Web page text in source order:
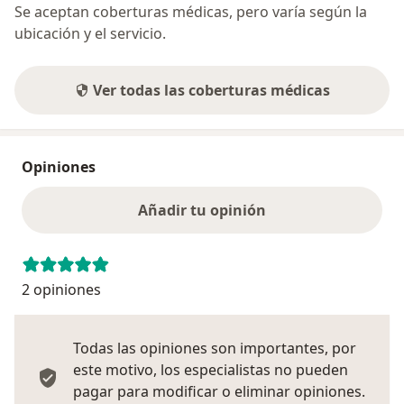
Se aceptan coberturas médicas, pero varía según la
ubicación y el servicio.
Ver todas las coberturas médicas
Opiniones
Añadir tu opinión
2 opiniones
Todas las opiniones son importantes, por
este motivo, los especialistas no pueden
pagar para modificar o eliminar opiniones.